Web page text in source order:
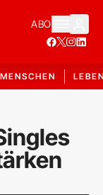
ABO
MENSCHEN